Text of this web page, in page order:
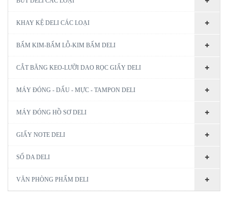
KHAY KỆ DELI CÁC LOẠI
BẤM KIM-BẤM LỖ-KIM BẤM DELI
CẮT BĂNG KEO-LƯỠI DAO RỌC GIẤY DELI
MÁY ĐÓNG - DẤU - MỰC - TAMPON DELI
MÁY ĐÓNG HỒ SƠ DELI
GIẤY NOTE DELI
SỔ DA DELI
VĂN PHÒNG PHẨM DELI